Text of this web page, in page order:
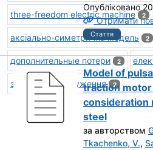
three-freedom electric machine 2
аксіально-симетрична модель 2
дополнительные потери 2
залишкові напруження 2
Опубліковано
Отримати
Стаття
Model of
traction
consideration
steel
за авторством
Tkachenko, V.,